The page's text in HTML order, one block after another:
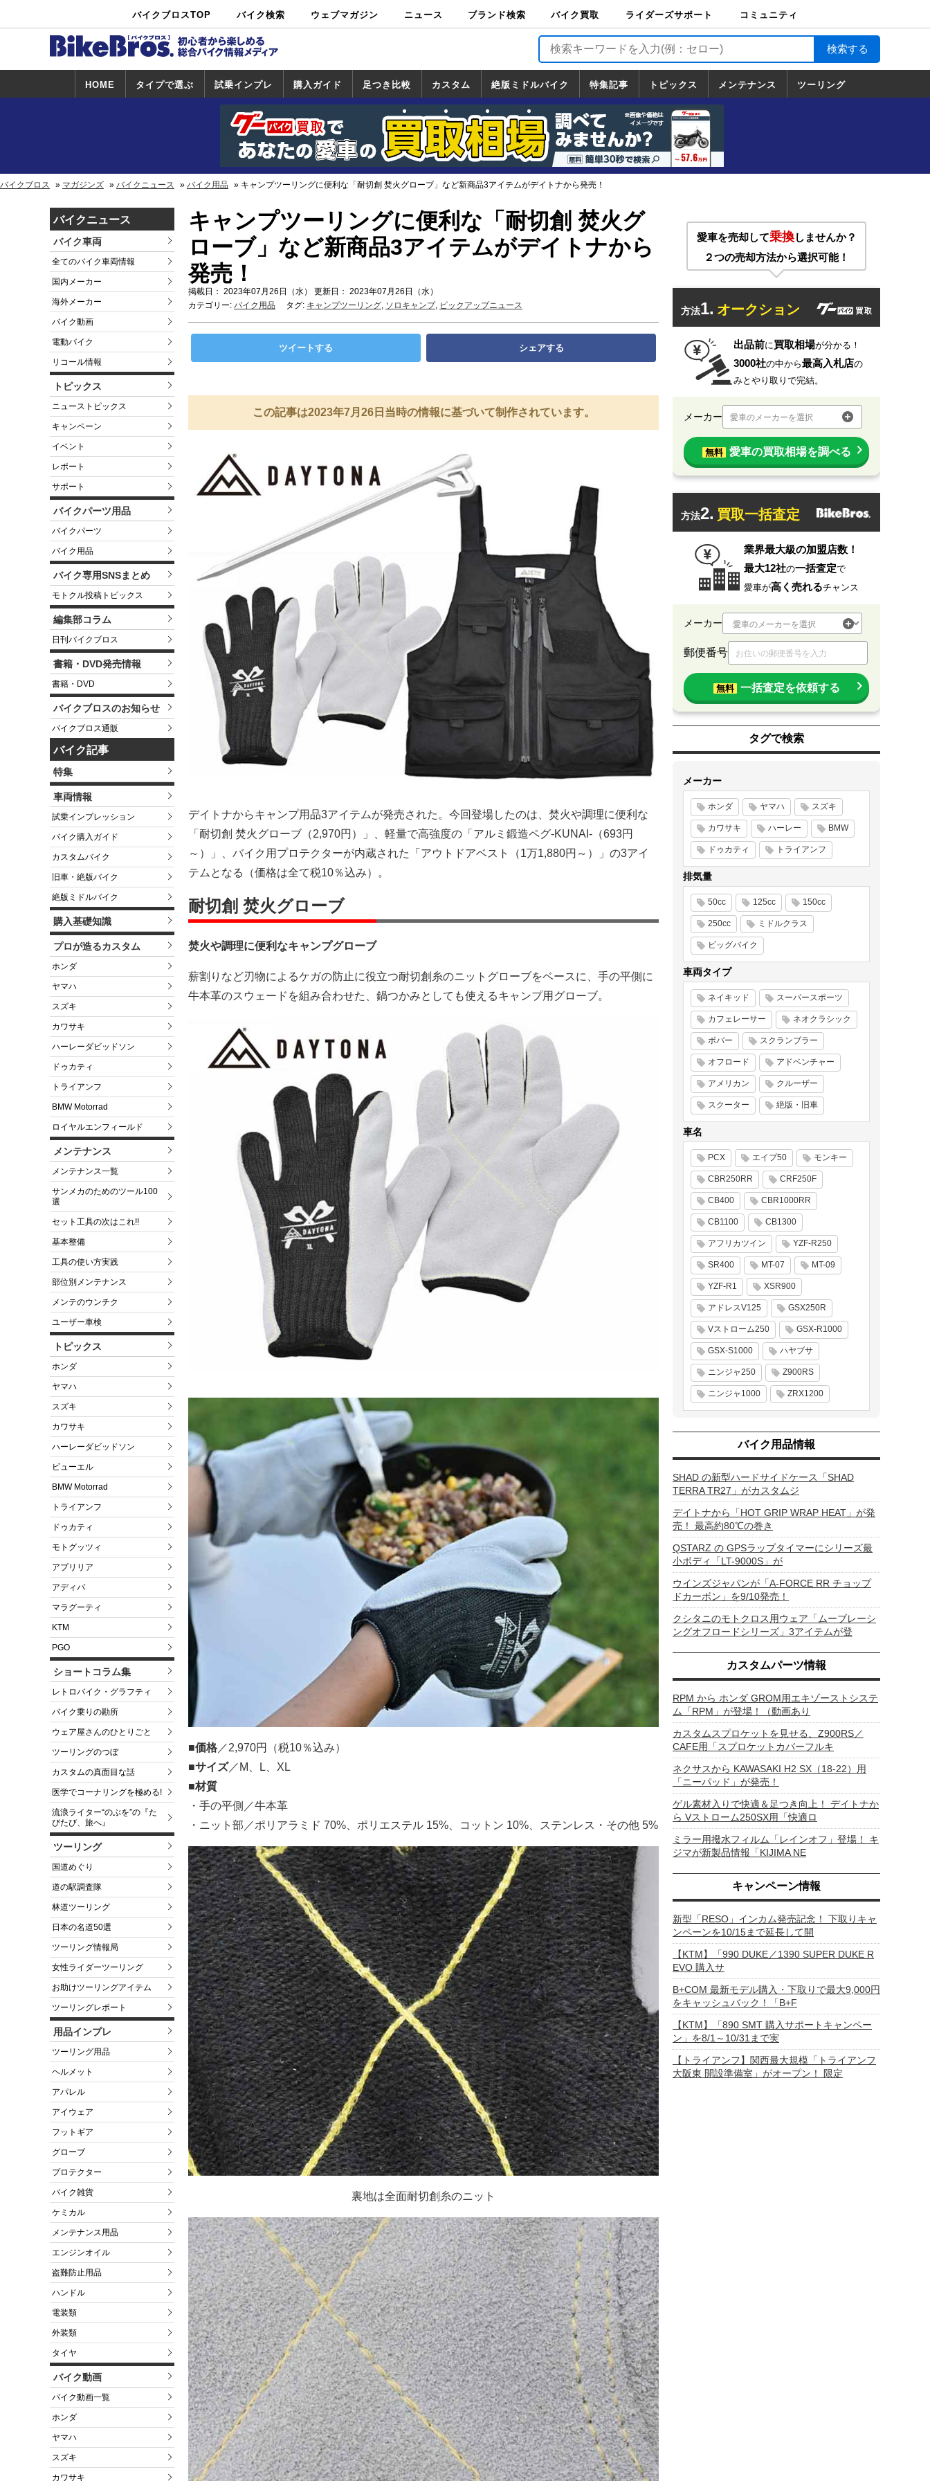
バイクブロスTOP バイク検索
中古バイ
ク・新車検
カタログ検
索
ショップ検
索
ウェブマガジン ニュース ブランド検索 バイク買取
バイク買取
ライダーズサポート
ライダーズサポート
TOP
バイク輸送
バイクガレージライ
フ
バイク車両保険
ロードサービス
バイク試乗
コミュニティ
HOME タイプで選ぶ 試乗インプレ
試乗インプレ
一覧
ホンダ
ヤマハ
スズキ
カワサキ
ハーレー
BMW
トライアンフ
ドゥカティ
購入ガイド
一覧
足つき比較 カスタム
カスタム
一覧
ホンダ
ヤマハ
スズキ
カワサキ
絶版ミドルバイク
絶版ミドルバイク
一覧
ホンダ
ヤマハ
スズキ
カワサキ
特集記事 トピックス
トピックス
一覧
ホンダ
ヤマハ
スズキ
カワサキ
ハーレーダ
ビッドソン
BMW
ドゥカティ
トライアン
フ
メンテナンス ツーリング
道の駅調査隊
ツーリング情報局
日本の道50選
国道めぐり
林道ツーリング
バイクブロス マガジンズ バイクニュース バイク用品 キャンプツーリングに便利な「耐切創 焚火グローブ」など新商品3アイテムがデイトナから発売！
バイクニュース
バイク車両
全てのバイク車両情報
国内メーカー
海外メーカー
バイク動画
電動バイク
リコール情報
トピックス
ニューストピックス
キャンペーン
イベント
レポート
サポート
バイクパーツ用品
バイクパーツ
バイク用品
バイク専用SNSまとめ
モトクル投稿トピックス
編集部コラム
日刊バイクブロス
書籍・DVD発売情報
書籍・DVD
バイクブロスのお知らせ
バイクブロス通販
バイク記事
特集
車両情報
試乗インプレッション
バイク購入ガイド
カスタムバイク
旧車・絶版バイク
絶版ミドルバイク
購入基礎知識
プロが造るカスタム
ホンダ
ヤマハ
スズキ
カワサキ
ハーレーダビッドソン
ドゥカティ
トライアンフ
BMW Motorrad
ロイヤルエンフィールド
メンテナンス
メンテナンス一覧
サンメカのためのツール100
選
セット工具の次はこれ!!
基本整備
工具の使い方実践
部位別メンテナンス
メンテのウンチク
ユーザー車検
トピックス
ホンダ
ヤマハ
スズキ
カワサキ
ハーレーダビッドソン
ビューエル
BMW Motorrad
トライアンフ
ドゥカティ
モトグッツィ
アプリリア
アディバ
マラグーティ
KTM
PGO
ショートコラム集
レトロバイク・グラフティ
バイク乗りの勘所
ウェア屋さんのひとりごと
ツーリングのつぼ
カスタムの真面目な話
医学でコーナリングを極める!
流浪ライター“のぶを”の『た
びたび、旅へ』
ツーリング
国道めぐり
道の駅調査隊
林道ツーリング
日本の名道50選
ツーリング情報局
女性ライダーツーリング
お助けツーリングアイテム
ツーリングレポート
用品インプレ
ツーリング用品
ヘルメット
アパレル
アイウェア
フットギア
グローブ
プロテクター
バイク雑貨
ケミカル
メンテナンス用品
エンジンオイル
盗難防止用品
ハンドル
電装類
外装類
タイヤ
バイク動画
バイク動画一覧
ホンダ
ヤマハ
スズキ
カワサキ
キャンプツーリングに便利な「耐切創 焚火グ
ローブ」など新商品3アイテムがデイトナから
発売！
掲載日： 2023年07月26日（水） 更新日： 2023年07月26日（水）
カテゴリー: バイク用品 タグ: キャンプツーリング, ソロキャンプ, ピックアップニュース
ツイートする シェアする
この記事は2023年7月26日当時の情報に基づいて制作されています。
デイトナからキャンプ用品3アイテムが発売された。今回登場したのは、焚火や調理に便利な
「耐切創 焚火グローブ（2,970円）」、軽量で高強度の「アルミ鍛造ペグ-KUNAI-（693円
～）」、バイク用プロテクターが内蔵された「アウトドアベスト（1万1,880円～）」の3アイ
テムとなる（価格は全て税10％込み）。
耐切創 焚火グローブ
焚火や調理に便利なキャンプグローブ
薪割りなど刃物によるケガの防止に役立つ耐切創糸のニットグローブをベースに、手の平側に
牛本革のスウェードを組み合わせた、鍋つかみとしても使えるキャンプ用グローブ。
■価格 ／2,970円（税10％込み）
■サイズ／M、L、XL
■材質
・手の平側／牛本革
・ニット部／ポリアラミド 70%、ポリエステル 15%、コットン 10%、ステンレス・その他 5%
裏地は全面耐切創糸のニット
愛車を売却して乗換しませんか？
２つの売却方法から選択可能！
方法1. オークション
出品前に買取相場が分かる！
3000社の中から最高入札店の
みとやり取りで完結。
メーカー 愛車のメーカーを選択
無料 愛車の買取相場を調べる
方法2. 買取一括査定
業界最大級の加盟店数！
最大12社の一括査定で
愛車が高く売れるチャンス
メーカー
郵便番号
無料 一括査定を依頼する
タグで検索
メーカー
ホンダ ヤマハ スズキ
カワサキ ハーレー BMW
ドゥカティ トライアンフ
排気量
50cc 125cc 150cc
250cc ミドルクラス
ビッグバイク
車両タイプ
ネイキッド スーパースポーツ
カフェレーサー ネオクラシック
ボバー スクランブラー
オフロード アドベンチャー
アメリカン クルーザー
スクーター 絶版・旧車
車名
PCX エイプ50 モンキー
CBR250RR CRF250F
CB400 CBR1000RR
CB1100 CB1300
アフリカツイン YZF-R250
SR400 MT-07 MT-09
YZF-R1 XSR900
アドレスV125 GSX250R
Vストローム250 GSX-R1000
GSX-S1000 ハヤブサ
ニンジャ250 Z900RS
ニンジャ1000 ZRX1200
バイク用品情報
SHAD の新型ハードサイドケース「SHAD
TERRA TR27」がカスタムジ
デイトナから「HOT GRIP WRAP HEAT」が発
売！ 最高約80℃の巻き
QSTARZ の GPSラップタイマーにシリーズ最
小ボディ「LT-9000S」が
ウインズジャパンが「A-FORCE RR チョップ
ドカーボン」を9/10発売！
クシタニのモトクロス用ウェア「ムーブレーシ
ングオフロードシリーズ」3アイテムが登
カスタムパーツ情報
RPM から ホンダ GROM用エキゾーストシステ
ム「RPM」が登場！（動画あり
カスタムスプロケットを見せる、Z900RS／
CAFE用「スプロケットカバーフルキ
ネクサスから KAWASAKI H2 SX（18-22）用
「ニーパッド」が発売！
ゲル素材入りで快適＆足つき向上！ デイトナか
ら Vストローム250SX用「快適ロ
ミラー用撥水フィルム「レインオフ」登場！ キ
ジマが新製品情報「KIJIMA NE
キャンペーン情報
新型「RESO」インカム発売記念！ 下取りキャ
ンペーンを10/15まで延長して開
【KTM】「990 DUKE／1390 SUPER DUKE R
EVO 購入サ
B+COM 最新モデル購入・下取りで最大9,000円
をキャッシュバック！「B+F
【KTM】「890 SMT 購入サポートキャンペー
ン」を8/1～10/31まで実
【トライアンフ】関西最大規模「トライアンフ
大阪東 開設準備室」がオープン！ 限定